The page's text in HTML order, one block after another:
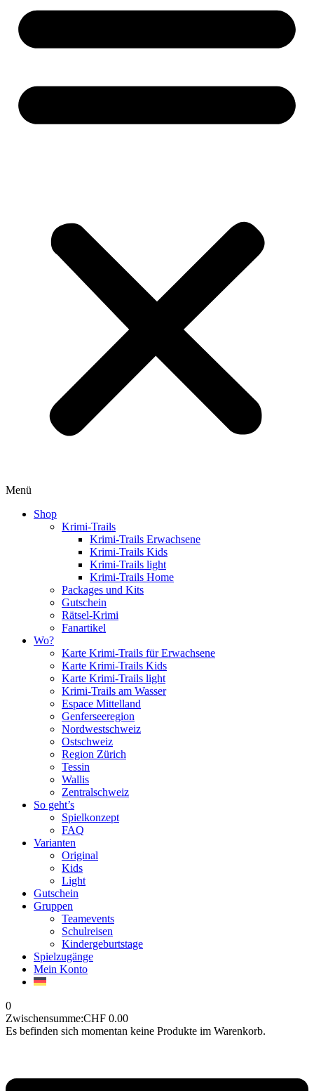
Menü
Shop
Krimi-Trails
Krimi-Trails Erwachsene
Krimi-Trails Kids
Krimi-Trails light
Krimi-Trails Home
Packages und Kits
Gutschein
Rätsel-Krimi
Fanartikel
Wo?
Karte Krimi-Trails für Erwachsene
Karte Krimi-Trails Kids
Karte Krimi-Trails light
Krimi-Trails am Wasser
Espace Mittelland
Genferseeregion
Nordwestschweiz
Ostschweiz
Region Zürich
Tessin
Wallis
Zentralschweiz
So geht’s
Spielkonzept
FAQ
Varianten
Original
Kids
Light
Gutschein
Gruppen
Teamevents
Schulreisen
Kindergeburtstage
Spielzugänge
Mein Konto
0
Zwischensumme:CHF 0.00
Es befinden sich momentan keine Produkte im Warenkorb.